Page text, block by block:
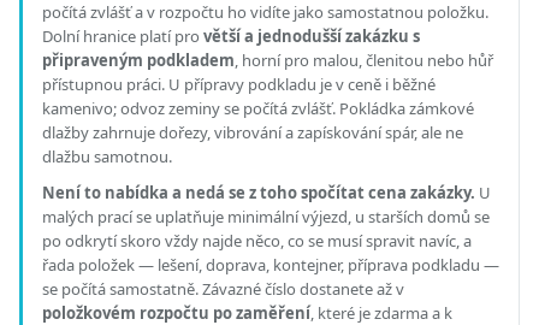
počítá zvlášť a v rozpočtu ho vidíte jako samostatnou položku.
Dolní hranice platí pro větší a jednodušší zakázku s
připraveným podkladem, horní pro malou, členitou nebo hůř
přístupnou práci. U přípravy podkladu je v ceně i běžné
kamenivo; odvoz zeminy se počítá zvlášť. Pokládka zámkové
dlažby zahrnuje dořezy, vibrování a zapískování spár, ale ne
dlažbu samotnou.
Není to nabídka a nedá se z toho spočítat cena zakázky. U
malých prací se uplatňuje minimální výjezd, u starších domů se
po odkrytí skoro vždy najde něco, co se musí spravit navíc, a
řada položek — lešení, doprava, kontejner, příprava podkladu —
se počítá samostatně. Závazné číslo dostanete až v
položkovém rozpočtu po zaměření, které je zdarma a k